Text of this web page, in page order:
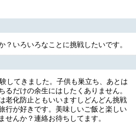
？いろいろなことに挑戦したいです。
してきました。子供も巣立ち、あとは
るだけの余生にはしたくありません。
老化防止ともいいますしどんどん挑戦
行が好きです。美味しいご飯と楽しい
せんか？連絡お待ちしてます。